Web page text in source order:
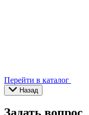
Перейти в каталог
Назад
Задать вопрос